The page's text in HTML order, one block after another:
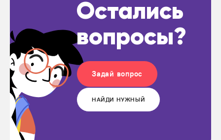
Остались
вопросы?
Задай вопрос
НАЙДИ НУЖНЫЙ